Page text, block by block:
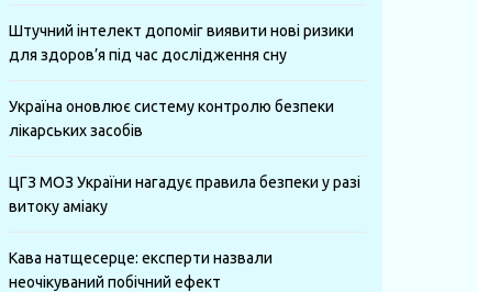
Штучний інтелект допоміг виявити нові ризики
для здоров’я під час дослідження сну
Україна оновлює систему контролю безпеки
лікарських засобів
ЦГЗ МОЗ України нагадує правила безпеки у разі
витоку аміаку
Кава натщесерце: експерти назвали
неочікуваний побічний ефект